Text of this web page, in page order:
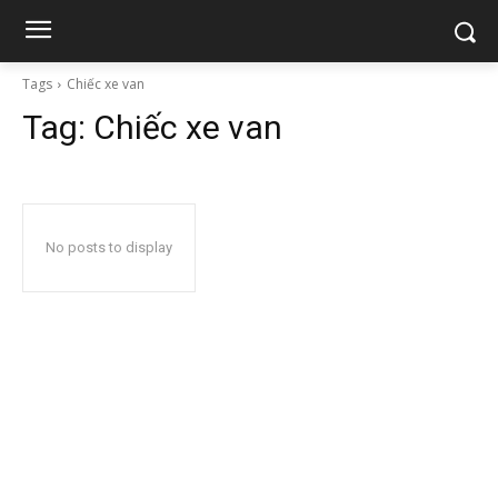
Tags Chiếc xe van
Tag: Chiếc xe van
No posts to display